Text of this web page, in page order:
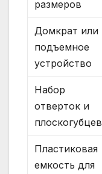
размеров
Домкрат или
подъемное
устройство
Набор
отверток и
плоскогубцев
Пластиковая
емкость для